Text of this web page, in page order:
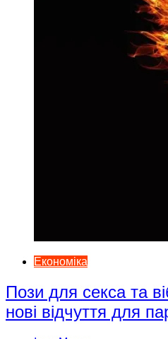
Економіка
Пози для секса та
нові відчуття для